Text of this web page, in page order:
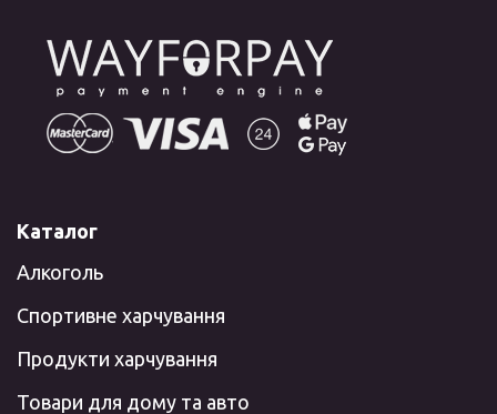
Каталог
Алкоголь
Спортивне харчування
Продукти харчування
Товари для дому та авто